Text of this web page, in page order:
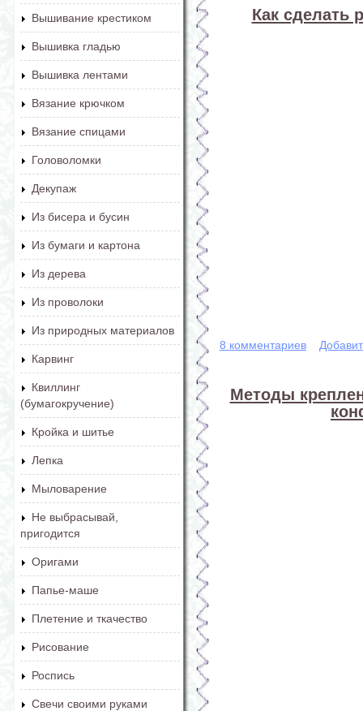
Вышивание крестиком
Вышивка гладью
Вышивка лентами
Вязание крючком
Вязание спицами
Головоломки
Декупаж
Из бисера и бусин
Из бумаги и картона
Из дерева
Из проволоки
Из природных материалов
Карвинг
Квиллинг
(бумагокручение)
Кройка и шитье
Лепка
Мыловарение
Не выбрасывай,
пригодится
Оригами
Папье-маше
Плетение и ткачество
Рисование
Роспись
Свечи своими руками
Как сделать
8 комментариев
Методы